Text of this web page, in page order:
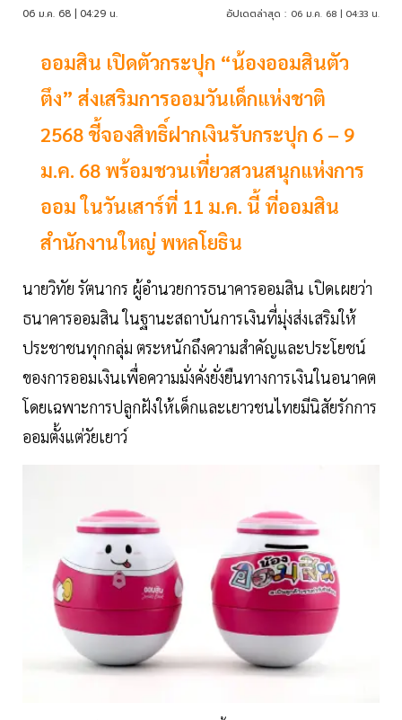
06 ม.ค. 68 | 04:29 น. อัปเดตล่าสุด : 06 ม.ค. 68 | 04:33 น.
ออมสิน เปิดตัวกระปุก “น้องออมสินตัว
ตึง” ส่งเสริมการออมวันเด็กแห่งชาติ
2568 ชี้จองสิทธิ์ฝากเงินรับกระปุก 6 – 9
ม.ค. 68 พร้อมชวนเที่ยวสวนสนุกแห่งการ
ออม ในวันเสาร์ที่ 11 ม.ค. นี้ ที่ออมสิน
สำนักงานใหญ่ พหลโยธิน
นายวิทัย รัตนากร ผู้อำนวยการธนาคารออมสิน เปิดเผยว่า
ธนาคารออมสิน ในฐานะสถาบันการเงินที่มุ่งส่งเสริมให้
ประชาชนทุกกลุ่ม ตระหนักถึงความสำคัญและประโยชน์
ของการออมเงินเพื่อความมั่งคั่งยั่งยืนทางการเงินในอนาคต
โดยเฉพาะการปลูกฝังให้เด็กและเยาวชนไทยมีนิสัยรักการ
ออมตั้งแต่วัยเยาว์